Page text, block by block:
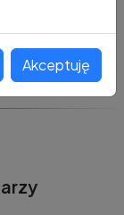
Akceptuję